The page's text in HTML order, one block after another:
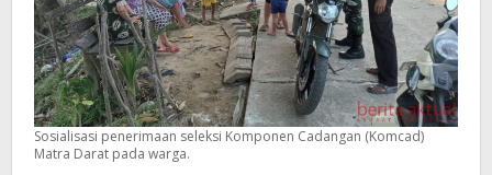
Sosialisasi penerimaan seleksi Komponen Cadangan (Komcad)
Matra Darat pada warga.